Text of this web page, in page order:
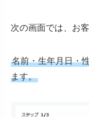
次の画面では、お
名前・生年月日・
ます。